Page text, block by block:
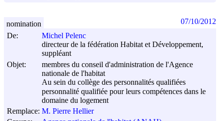
De:
Michel Pelenc
directeur de la fédération Habitat et Développement,
suppléant
Objet:
membres du conseil d'administration de l'Agence
nationale de l'habitat
Au sein du collège des personnalités qualifiées
personnalité qualifiée pour leurs compétences dans le
domaine du logement
Remplace: M. Pierre Hellier
nomination 07/10/2012